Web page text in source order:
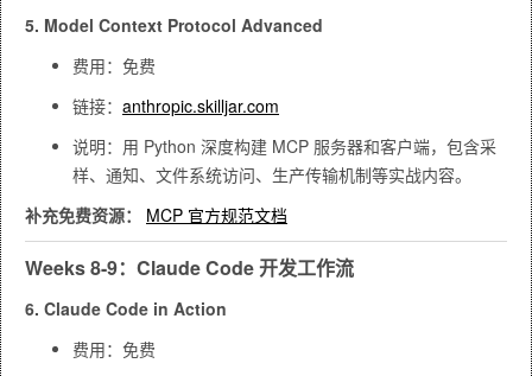
5. Model Context Protocol Advanced
费用：免费
链接： anthropic.skilljar.com
说明：用 Python 深度构建 MCP 服务器和客户端，包含采
样、通知、文件系统访问、生产传输机制等实战内容。
补充免费资源：
MCP 官方规范文档
Weeks 8-9：Claude Code 开发工作流
6. Claude Code in Action
费用：免费